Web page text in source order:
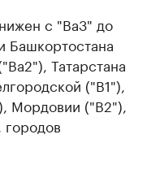
с "Ba3" до
Башкортостана
Татарстана
("B1"),
Мордовии ("B2"),
городов